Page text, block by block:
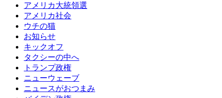
アメリカ大統領選
アメリカ社会
ウチの猫
お知らせ
キックオフ
タクシーの中へ
トランプ政権
ニューウェーブ
ニュースがおつまみ